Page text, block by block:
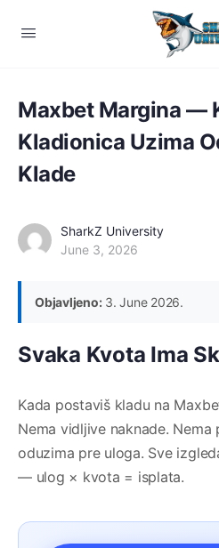
Maxbet Margina —
Kladionica Uzima
Klade
SharkZ University
June 3, 2026
Objavljeno:3. June 2026.
Svaka Kvota Ima
Kada postaviš kladu na
Nema vidljive naknade.
oduzima pre uloga. Sve
— ulog × kvota = isplata.